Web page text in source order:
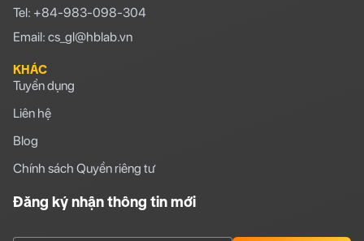
Tel: +84-983-098-304
Email: cs_gl@hblab.vn
KHÁC
Tuyển dụng
Liên hệ
Blog
Chính sách Quyền riêng tư
Đăng ký nhận thông tin mới